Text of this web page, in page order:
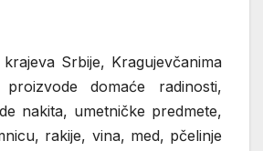
Srbije, Kragujevčanima
domaće radinosti,
nakita, umetničke predmete,
rakije, vina, med, pčelinje